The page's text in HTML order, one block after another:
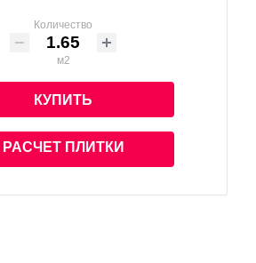
Количество
м2
КУПИТЬ
РАСЧЕТ ПЛИТКИ